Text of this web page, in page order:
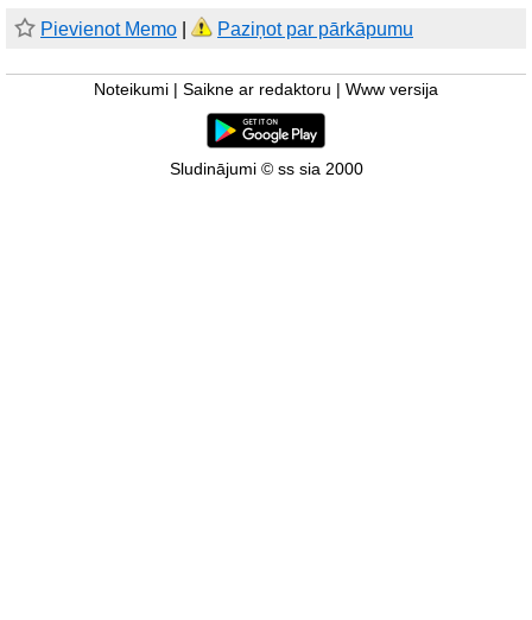
Pievienot Memo Paziņot par pārkāpumu
Noteikumi Saikne ar redaktoru Www versija
Sludinājumi © ss sia 2000